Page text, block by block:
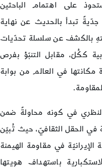
على اهتمام الباحثين
جدّيةً تبدأ بالحديث عن نهاية
بالكشف عن سلسلة تحدّيات
ككُلّ، مقابل التنبّؤ بفرص
مكانتها في العالم من بوابة
في كونه محاولةً ضمن
في الحقل الثقافيّ، حيث تُبيّن
الإيرانيّة في مقاومة الهيمنة
باستهداف هويتها